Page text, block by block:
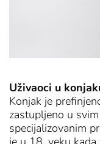
Uživaoci u
Konjak je
zastupljeno u
specijalizovanim